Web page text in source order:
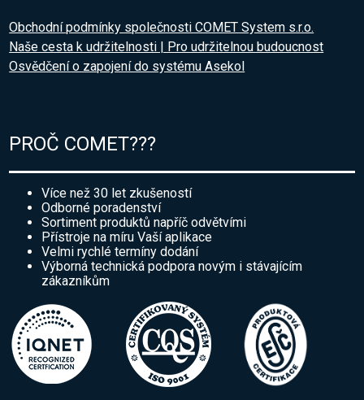
Obchodní podmínky společnosti COMET System s.r.o.
Naše cesta k udržitelnosti | Pro udržitelnou budoucnost
Osvědčení o zapojení do systému Asekol
PROČ COMET???
Více než 30 let zkušeností
Odborné poradenství
Sortiment produktů napříč odvětvími
Přístroje na míru Vaší aplikace
Velmi rychlé termíny dodání
Výborná technická podpora novým i stávajícím
zákazníkům